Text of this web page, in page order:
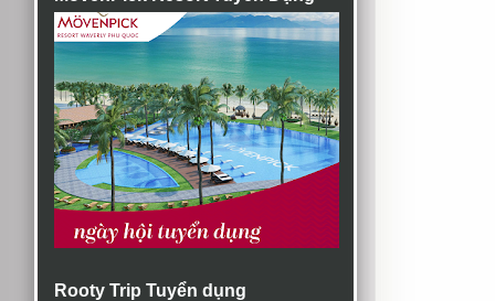
Rooty Trip Tuyển dụng